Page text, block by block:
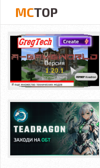
MCTOP